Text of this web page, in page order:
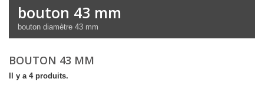
bouton 43 mm
bouton diamètre 43 mm
BOUTON 43 MM
Il y a 4 produits.